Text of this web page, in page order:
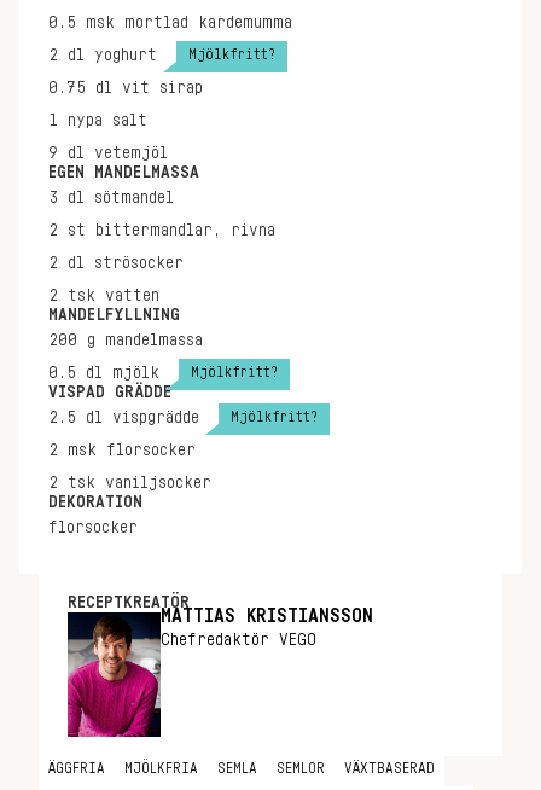
0.5 msk
mortlad kardemumma
2 dl yoghurt Mjölkfritt?
0.75 dl
vit sirap
1 nypa
salt
9 dl
vetemjöl
EGEN MANDELMASSA
3 dl
sötmandel
2 st
bittermandlar, rivna
2 dl
strösocker
2 tsk
vatten
MANDELFYLLNING
200 g
mandelmassa
0.5 dl mjölk Mjölkfritt?
VISPAD GRÄDDE
2.5 dl vispgrädde Mjölkfritt?
2 msk
florsocker
2 tsk
vaniljsocker
DEKORATION
florsocker
RECEPTKREATÖR
MATTIAS KRISTIANSSON
Chefredaktör VEGO
ÄGGFRIA MJÖLKFRIA SEMLA SEMLOR VÄXTBASERAD